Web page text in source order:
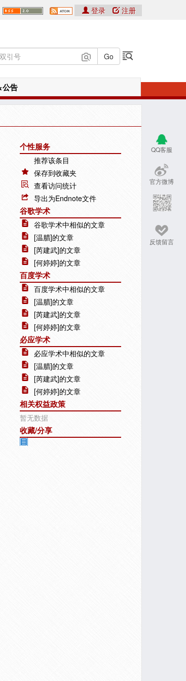
登录 注册
公告
QQ客服
官方微博
反馈留言
个性服务
推荐该条目
保存到收藏夹
查看访问统计
导出为Endnote文件
谷歌学术
谷歌学术中相似的文章
[温腊]的文章
[芮建武]的文章
[何婷婷]的文章
百度学术
百度学术中相似的文章
[温腊]的文章
[芮建武]的文章
[何婷婷]的文章
必应学术
必应学术中相似的文章
[温腊]的文章
[芮建武]的文章
[何婷婷]的文章
相关权益政策
暂无数据
收藏/分享